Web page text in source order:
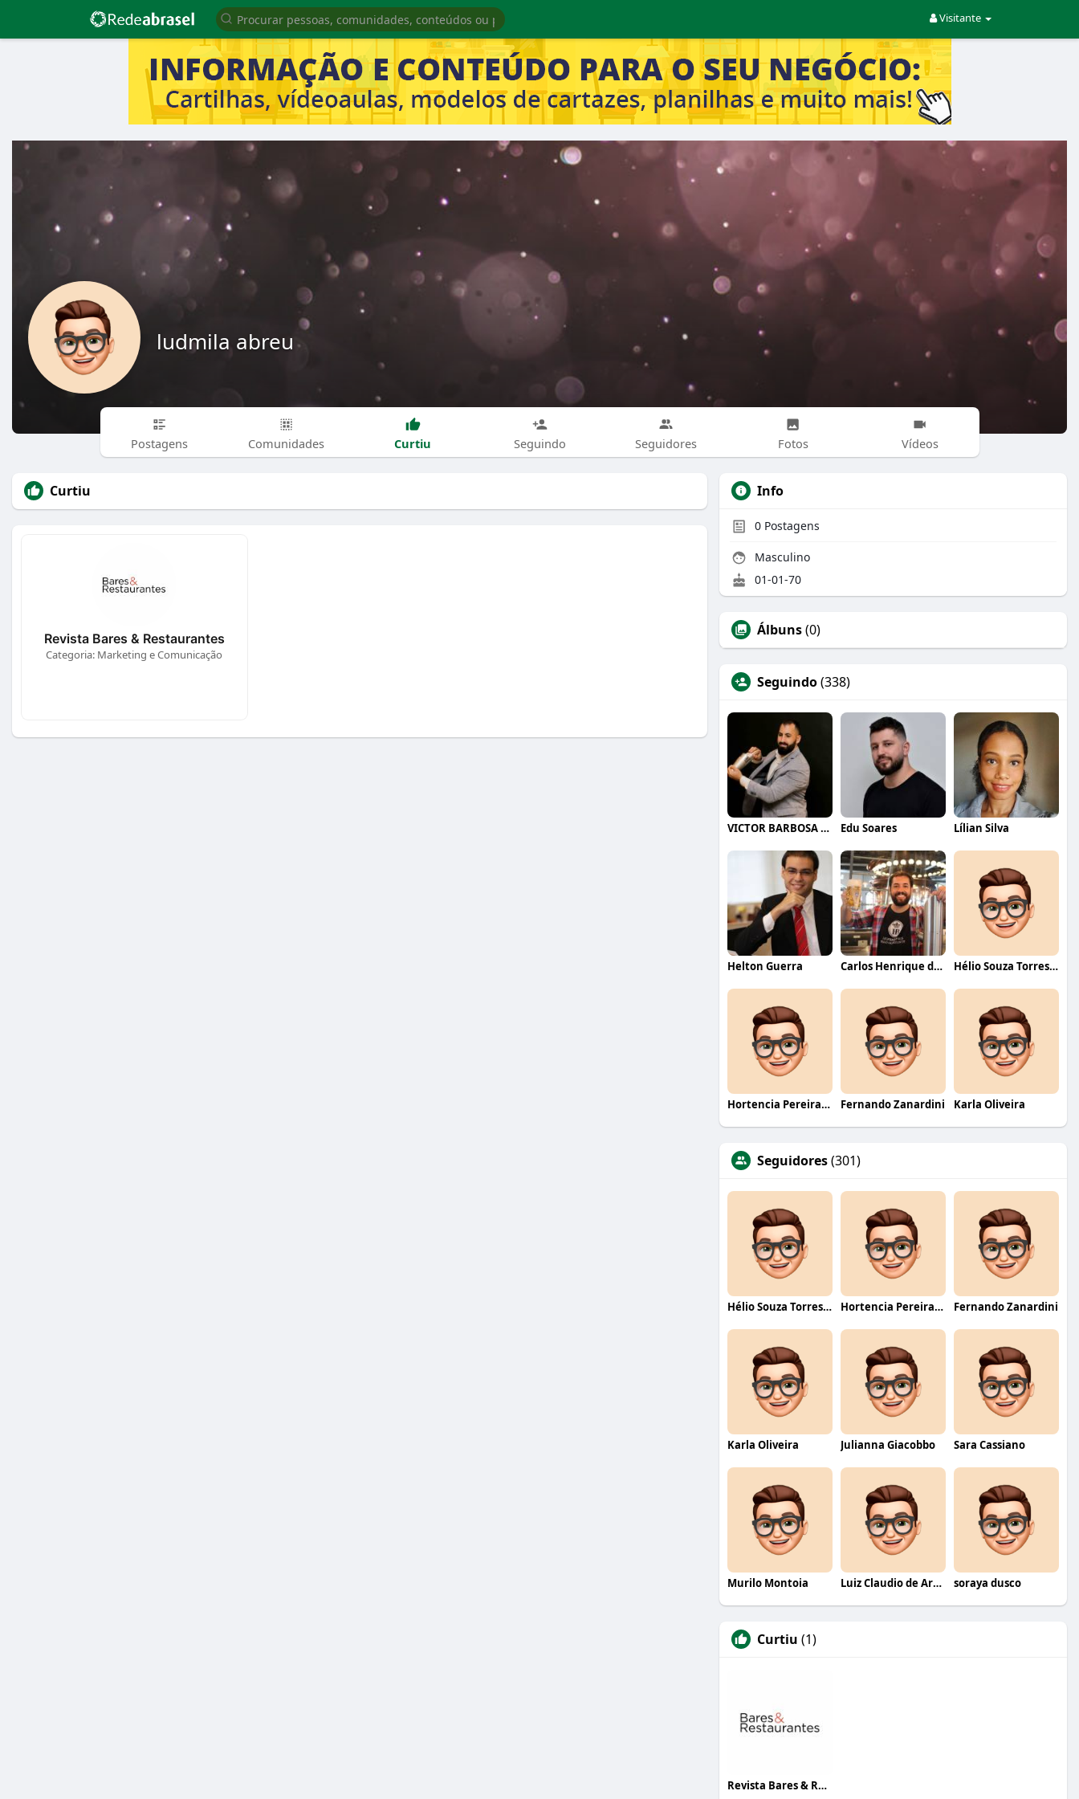
Visitante
ludmila abreu
Postagens Comunidades Curtiu Seguindo Seguidores Fotos Vídeos
Curtiu
Revista Bares & Restaurantes
Categoria: Marketing e Comunicação
Info
0 Postagens
Masculino
01-01-70
Álbuns(0)
Seguindo(338)
VICTOR BARBOSA QUARANTA Edu Soares Lílian Silva
Helton Guerra Carlos Henrique de Faria Vasconcelos Hélio Souza Torres Neto
Hortencia Pereira da Silva Fernando Zanardini Karla Oliveira
Seguidores(301)
Hélio Souza Torres Neto Hortencia Pereira da Silva Fernando Zanardini
Karla Oliveira Julianna Giacobbo Sara Cassiano
Murilo Montoia Luiz Claudio de Araujo Costa soraya dusco
Curtiu (1)
Revista Bares & Restaurantes